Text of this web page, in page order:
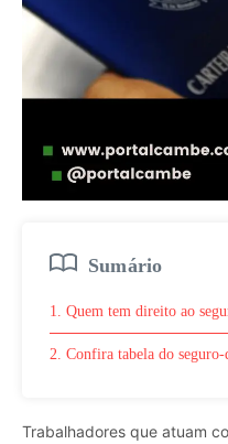
Sumário
1. Quem tem direito ao
2. Confira tabela do seguro-
Trabalhadores que atuam